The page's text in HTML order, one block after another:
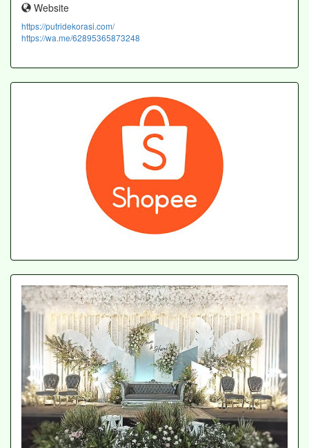
Website
https://putridekorasi.com/
https://wa.me/62895365873248